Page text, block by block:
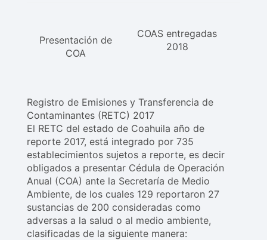
Presentación de
COA
COAS entregadas
2018
Registro de Emisiones y Transferencia de
Contaminantes (RETC) 2017
El RETC del estado de Coahuila año de
reporte 2017, está integrado por 735
establecimientos sujetos a reporte, es decir
obligados a presentar Cédula de Operación
Anual (COA) ante la Secretaría de Medio
Ambiente, de los cuales 129 reportaron 27
sustancias de 200 consideradas como
adversas a la salud o al medio ambiente,
clasificadas de la siguiente manera: